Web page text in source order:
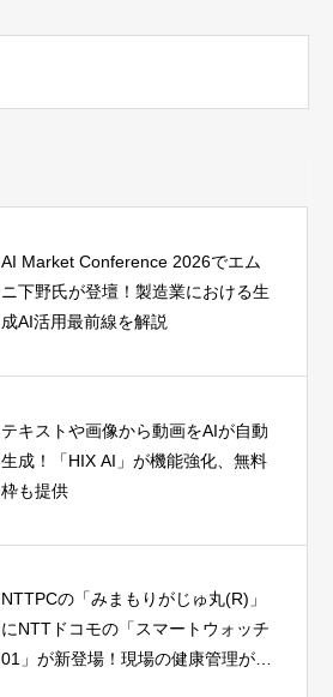
AI Market Conference 2026でエム
ニ下野氏が登壇！製造業における生
成AI活用最前線を解説
テキストや画像から動画をAIが自動
生成！「HIX AI」が機能強化、無料
枠も提供
NTTPCの「みまもりがじゅ丸(R)」
にNTTドコモの「スマートウォッチ
01」が新登場！現場の健康管理がも